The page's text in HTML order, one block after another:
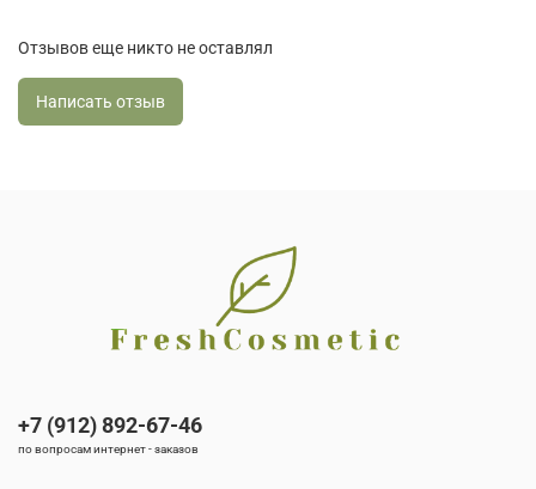
Отзывов еще никто не оставлял
Написать отзыв
+7 (912) 892-67-46
по вопросам интернет - заказов